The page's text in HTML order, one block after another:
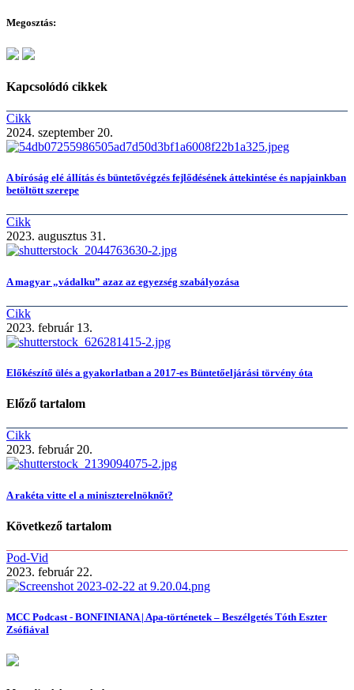
Megosztás:
Kapcsolódó cikkek
Cikk
2024. szeptember 20.
A bíróság elé állítás és büntetővégzés fejlődésének áttekintése és napjainkban
betöltött szerepe
Cikk
2023. augusztus 31.
A magyar „vádalku” azaz az egyezség szabályozása
Cikk
2023. február 13.
Előkészítő ülés a gyakorlatban a 2017-es Büntetőeljárási törvény óta
Előző tartalom
Cikk
2023. február 20.
A rakéta vitte el a miniszterelnöknőt?
Következő tartalom
Pod-Vid
2023. február 22.
MCC Podcast - BONFINIANA | Apa-történetek – Beszélgetés Tóth Eszter
Zsófiával